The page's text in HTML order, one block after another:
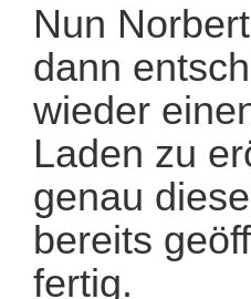
Nun
dann
wieder
Laden zu
genau
bereits
fertig.